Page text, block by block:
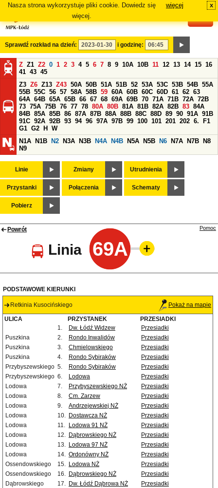
Nasza strona wykorzystuje pliki cookie. Dowiedz się
więcej.
więcej x
Sprawdź rozkład na dzień: i godzinę:
Z Z1 Z2 0 1 2 3 4 5 6 7 8 9 10A 10B 11 12 13 14 15 16
41 43 45
Z3 Z6 Z13 Z43 50A 50B 51A 51B 52 53A 53C 53B 54B 55A
55B 55C 56 57 58A 58B 59 60A 60B 60C 60D 61 62 63
64A 64B 65A 65B 66 67 68 69A 69B 70 71A 71B 72A 72B
73 75A 75B 76 77 78 80A 80B 81A 81B 82A 82B 83 84A
84B 85A 85B 86 87A 87B 88A 88B 88C 88D 89 90 91A 91B
91C 92A 92B 93 94 96 97A 97B 99 100 101 201 202 6.
F1
G1 G2 H
W
N1A
N1B N2 N3A N3B N4A N4B N5A N5B N6 N7A N7B
N8
N9
Linie Zmiany Utrudnienia
Przystanki Połączenia Schematy
Pobierz
Powrót
Linia 69A
Pomoc
PODSTAWOWE KIERUNKI
Retkinia Kusocińskiego Pokaż na mapie
ULICA PRZYSTANEK
PRZESIADKI
1.
Dw. Łódź Widzew
Przesiadki
Puszkina
2. Rondo Inwalidów
Przesiadki
Puszkina
3. Chmielowskiego
Przesiadki
Puszkina
4. Rondo Sybiraków
Przesiadki
Przybyszewskiego 5. Rondo Sybiraków
Przesiadki
Przybyszewskiego 6. Lodowa
Przesiadki
Lodowa
7. Przybyszewskiego NŻ
Przesiadki
Lodowa
8. Cm. Zarzew
Przesiadki
Lodowa
9. Andrzejewskiej NŻ
Przesiadki
Lodowa
10. Dostawcza NŻ
Przesiadki
Lodowa
11. Lodowa 91 NŻ
Przesiadki
Lodowa
12. Dąbrowskiego NŻ
Przesiadki
Lodowa
13. Lodowa 97 NŻ
Przesiadki
Lodowa
14. Ordonówny NŻ
Przesiadki
Ossendowskiego
15. Lodowa NŻ
Przesiadki
Ossendowskiego
16. Dąbrowskiego NŻ
Przesiadki
Dąbrowskiego
17. Dw. Łódź Dąbrowa NŻ
Przesiadki